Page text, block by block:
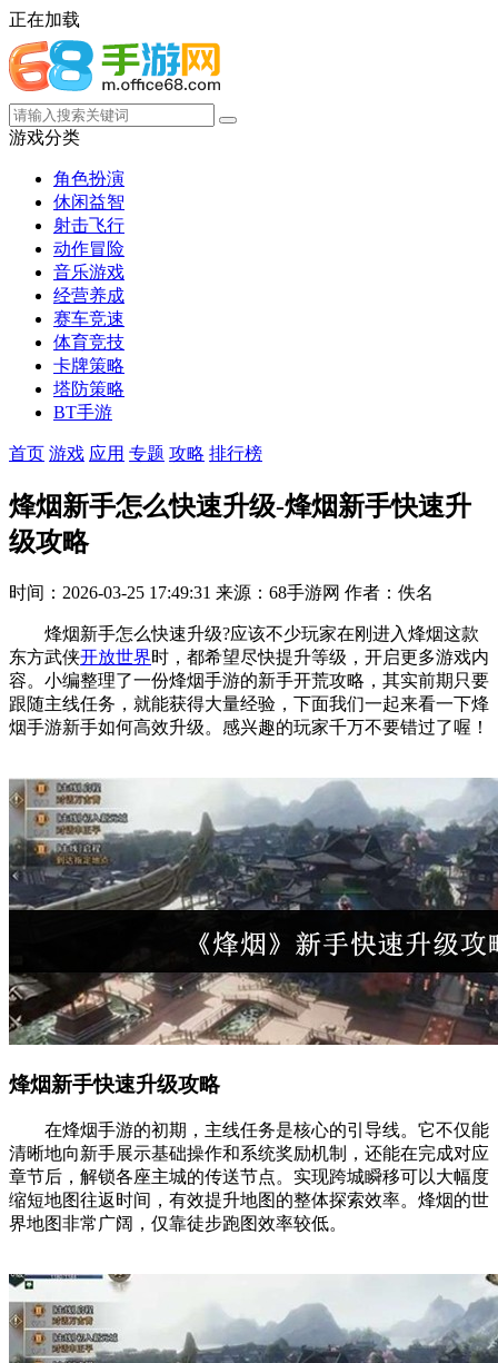
正在加载
游戏分类
角色扮演
休闲益智
射击飞行
动作冒险
音乐游戏
经营养成
赛车竞速
体育竞技
卡牌策略
塔防策略
BT手游
首页 游戏 应用 专题 攻略 排行榜
烽烟新手怎么快速升级-烽烟新手快速升
级攻略
时间：2026-03-25 17:49:31 来源：68手游网 作者：佚名
烽烟新手怎么快速升级?应该不少玩家在刚进入烽烟这款
东方武侠开放世界时，都希望尽快提升等级，开启更多游戏内
容。小编整理了一份烽烟手游的新手开荒攻略，其实前期只要
跟随主线任务，就能获得大量经验，下面我们一起来看一下烽
烟手游新手如何高效升级。感兴趣的玩家千万不要错过了喔！
烽烟新手快速升级攻略
在烽烟手游的初期，主线任务是核心的引导线。它不仅能
清晰地向新手展示基础操作和系统奖励机制，还能在完成对应
章节后，解锁各座主城的传送节点。实现跨城瞬移可以大幅度
缩短地图往返时间，有效提升地图的整体探索效率。烽烟的世
界地图非常广阔，仅靠徒步跑图效率较低。